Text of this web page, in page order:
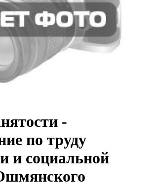
-
по труду
и социальной